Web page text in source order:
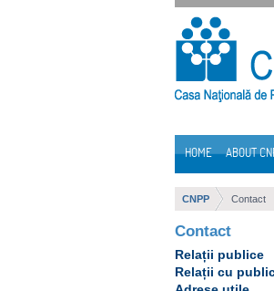
Skip to Content
HOME ABOUT
CNPP Contact
Contact
Relații publice
Relații cu